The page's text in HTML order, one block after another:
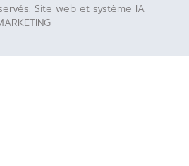
Site web et système IA